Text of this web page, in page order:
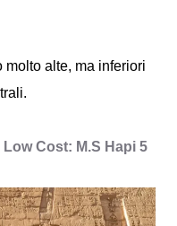
molto alte, ma inferiori
Cost: M.S Hapi 5